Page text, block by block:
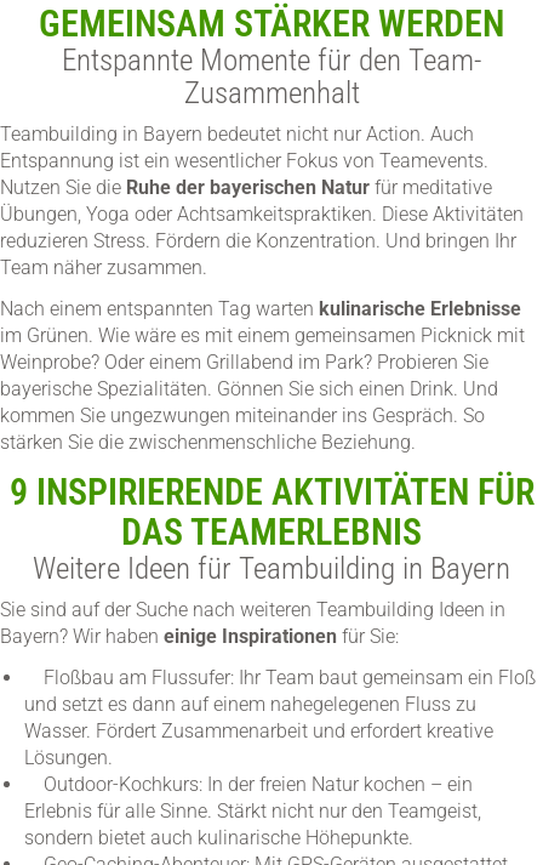
GEMEINSAM STÄRKER WERDEN
Entspannte Momente für den Team-
Zusammenhalt
Teambuilding in Bayern bedeutet nicht nur Action. Auch
Entspannung ist ein wesentlicher Fokus von Teamevents.
Nutzen Sie die Ruhe der bayerischen Natur für meditative
Übungen, Yoga oder Achtsamkeitspraktiken. Diese Aktivitäten
reduzieren Stress. Fördern die Konzentration. Und bringen Ihr
Team näher zusammen.
Nach einem entspannten Tag warten kulinarische Erlebnisse
im Grünen. Wie wäre es mit einem gemeinsamen Picknick mit
Weinprobe? Oder einem Grillabend im Park? Probieren Sie
bayerische Spezialitäten. Gönnen Sie sich einen Drink. Und
kommen Sie ungezwungen miteinander ins Gespräch. So
stärken Sie die zwischenmenschliche Beziehung.
9 INSPIRIERENDE AKTIVITÄTEN FÜR
DAS TEAMERLEBNIS
Weitere Ideen für Teambuilding in Bayern
Sie sind auf der Suche nach weiteren Teambuilding Ideen in
Bayern? Wir haben einige Inspirationen für Sie:
Floßbau am Flussufer: Ihr Team baut gemeinsam ein Floß
und setzt es dann auf einem nahegelegenen Fluss zu
Wasser. Fördert Zusammenarbeit und erfordert kreative
Lösungen.
Outdoor-Kochkurs: In der freien Natur kochen – ein
Erlebnis für alle Sinne. Stärkt nicht nur den Teamgeist,
sondern bietet auch kulinarische Höhepunkte.